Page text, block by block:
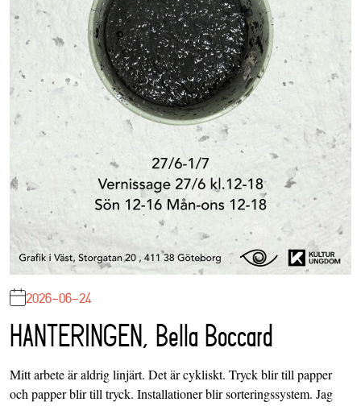
2026-06-24
HANTERINGEN, Bella Boccard
Mitt arbete är aldrig linjärt. Det är cykliskt. Tryck blir till papper
och papper blir till tryck. Installationer blir sorteringssystem. Jag